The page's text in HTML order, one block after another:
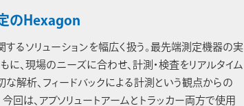
のHexagon
るソリューションを幅広く扱う。最先端測定機器の実
に、現場のニーズに合わせ、計測・検査をリアルタイム
な解析、フィードバックによる計測という観点からの
回は、アブソリュートアームとトラッカー両方で使用